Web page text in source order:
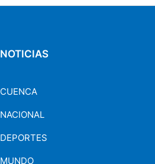
NOTICIAS
CUENCA
NACIONAL
DEPORTES
MUNDO